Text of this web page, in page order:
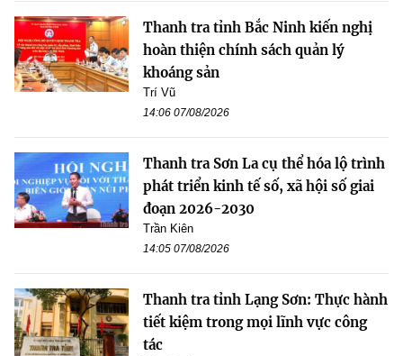
Thanh tra tỉnh Bắc Ninh kiến nghị
hoàn thiện chính sách quản lý
khoáng sản
Trí Vũ
14:06 07/08/2026
Thanh tra Sơn La cụ thể hóa lộ trình
phát triển kinh tế số, xã hội số giai
đoạn 2026-2030
Trần Kiên
14:05 07/08/2026
Thanh tra tỉnh Lạng Sơn: Thực hành
tiết kiệm trong mọi lĩnh vực công
tác